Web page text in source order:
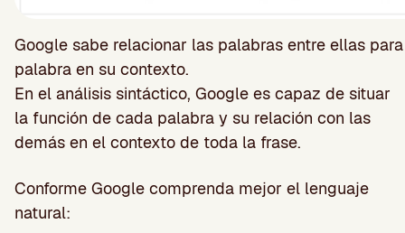
Google sabe relacionar las palabras entre ellas
palabra en su contexto.
En el análisis sintáctico, Google es capaz de situar
la función de cada palabra y su relación con las
demás en el contexto de toda la frase.
Conforme Google comprenda mejor el lenguaje
natural: